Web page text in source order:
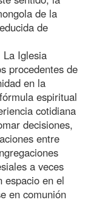
de la
de
La Iglesia
procedentes de
en la
espiritual
cotidiana
decisiones,
entre
a veces
espacio en el
en comunión